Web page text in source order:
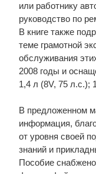
или работнику
руководство по
В книге также
теме грамотной
обслуживания
2008 годы и
1,4 л (8V, 75 л.с.);
В предложенном
информация,
от уровня своей
знаний и
Пособие